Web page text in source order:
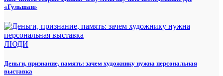
«Гульшан»
ЛЮДИ
Деньги, признание, память: зачем художнику нужна персональная
выставка